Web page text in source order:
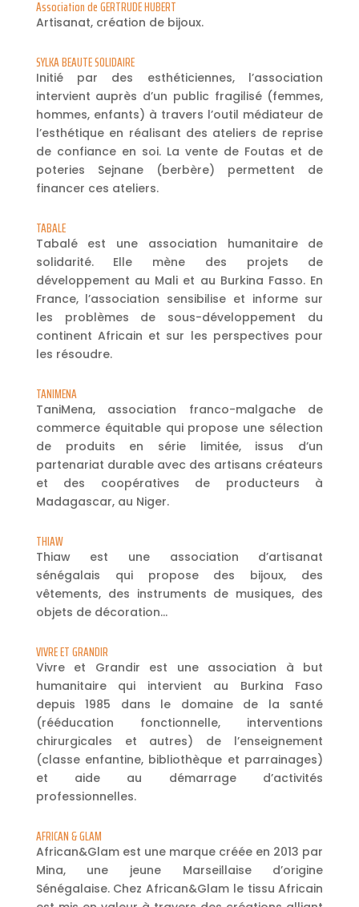
Association de GERTRUDE HUBERT
Artisanat, création de bijoux.
SYLKA BEAUTE SOLIDAIRE
Initié par des esthéticiennes, l’association
intervient auprès d’un public fragilisé (femmes,
hommes, enfants) à travers l’outil médiateur de
l’esthétique en réalisant des ateliers de reprise
de confiance en soi. La vente de Foutas et de
poteries Sejnane (berbère) permettent de
financer ces ateliers.
TABALE
Tabalé est une association humanitaire de
solidarité. Elle mène des projets de
développement au Mali et au Burkina Fasso. En
France, l’association sensibilise et informe sur
les problèmes de sous-développement du
continent Africain et sur les perspectives pour
les résoudre.
TANIMENA
TaniMena, association franco-malgache de
commerce équitable qui propose une sélection
de produits en série limitée, issus d’un
partenariat durable avec des artisans créateurs
et des coopératives de producteurs à
Madagascar, au Niger.
THIAW
Thiaw est une association d’artisanat
sénégalais qui propose des bijoux, des
vêtements, des instruments de musiques, des
objets de décoration…
VIVRE ET GRANDIR
Vivre et Grandir est une association à but
humanitaire qui intervient au Burkina Faso
depuis 1985 dans le domaine de la santé
(rééducation fonctionnelle, interventions
chirurgicales et autres) de l’enseignement
(classe enfantine, bibliothèque et parrainages)
et aide au démarrage d’activités
professionnelles.
AFRICAN & GLAM
African&Glam est une marque créée en 2013 par
Mina, une jeune Marseillaise d’origine
Sénégalaise. Chez African&Glam le tissu Africain